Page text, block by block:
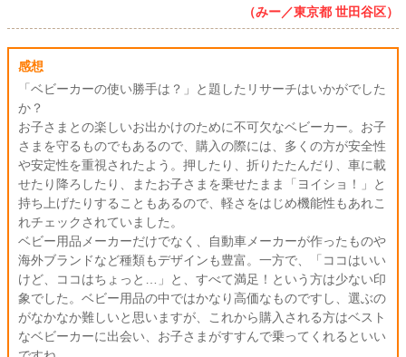
（みー／東京都 世田谷区）
感想
「ベビーカーの使い勝手は？」と題したリサーチはいかがでした
か？
お子さまとの楽しいお出かけのために不可欠なベビーカー。お子
さまを守るものでもあるので、購入の際には、多くの方が安全性
や安定性を重視されたよう。押したり、折りたたんだり、車に載
せたり降ろしたり、またお子さまを乗せたまま「ヨイショ！」と
持ち上げたりすることもあるので、軽さをはじめ機能性もあれこ
れチェックされていました。
ベビー用品メーカーだけでなく、自動車メーカーが作ったものや
海外ブランドなど種類もデザインも豊富。一方で、「ココはいい
けど、ココはちょっと…」と、すべて満足！という方は少ない印
象でした。ベビー用品の中ではかなり高価なものですし、選ぶの
がなかなか難しいと思いますが、これから購入される方はベスト
なベビーカーに出会い、お子さまがすすんで乗ってくれるといい